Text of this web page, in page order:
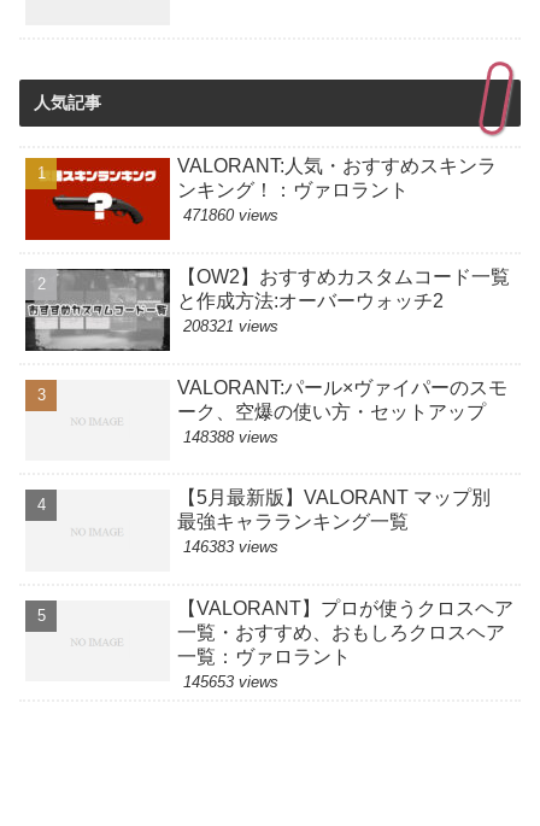
人気記事
VALORANT:人気・おすすめスキンラ
ンキング！：ヴァロラント
471860 views
【OW2】おすすめカスタムコード一覧
と作成方法:オーバーウォッチ2
208321 views
VALORANT:パール×ヴァイパーのスモ
ーク、空爆の使い方・セットアップ
148388 views
【5月最新版】VALORANT マップ別
最強キャラランキング一覧
146383 views
【VALORANT】プロが使うクロスヘア
一覧・おすすめ、おもしろクロスヘア
一覧：ヴァロラント
145653 views